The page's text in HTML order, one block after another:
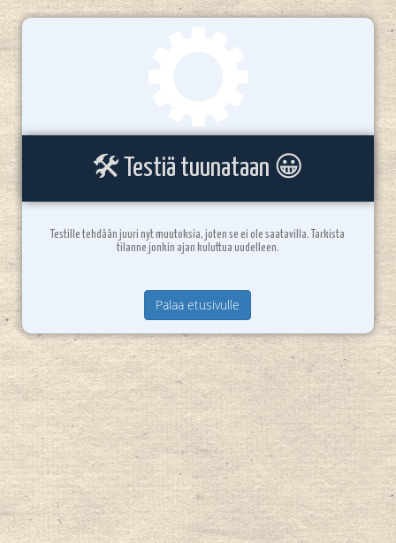
🛠️ Testiä tuunataan 😀
Testille tehdään juuri nyt muutoksia, joten se ei ole saatavilla. Tarkista
tilanne jonkin ajan kuluttua uudelleen.
Palaa etusivulle